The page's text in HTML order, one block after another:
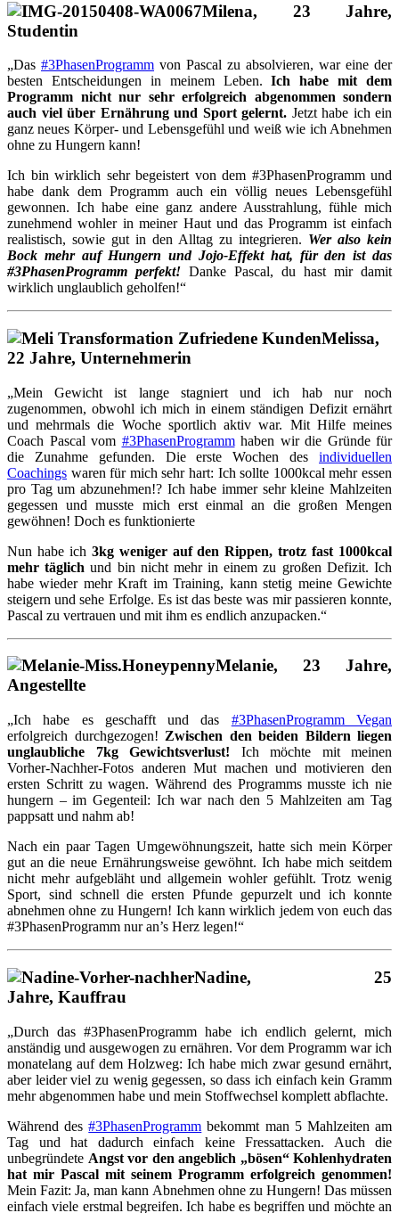
Milena, 23 Jahre,
Studentin
„Das #3PhasenProgramm von Pascal zu absolvieren, war eine der
besten Entscheidungen in meinem Leben.Ich habe mit dem
Programm nicht nur sehr erfolgreich abgenommen sondern
auch viel über Ernährung und Sport gelernt. Jetzt habe ich ein
ganz neues Körper- und Lebensgefühl und weiß wie ich Abnehmen
ohne zu Hungern kann!
Ich bin wirklich sehr begeistert von dem #3PhasenProgramm und
habe dank dem Programm auch ein völlig neues Lebensgefühl
gewonnen. Ich habe eine ganz andere Ausstrahlung, fühle mich
zunehmend wohler in meiner Haut und das Programm ist einfach
realistisch, sowie gut in den Alltag zu integrieren. Wer also kein
Bock mehr auf Hungern und Jojo-Effekt hat, für den ist das
#3PhasenProgramm perfekt! Danke Pascal, du hast mir damit
wirklich unglaublich geholfen!“
Melissa,
22 Jahre, Unternehmerin
„Mein Gewicht ist lange stagniert und ich hab nur noch
zugenommen, obwohl ich mich in einem ständigen Defizit ernährt
und mehrmals die Woche sportlich aktiv war. Mit Hilfe meines
Coach Pascal vom #3PhasenProgrammhaben wir die Gründe für
die Zunahme gefunden. Die erste Wochen des individuellen
Coachings waren für mich sehr hart: Ich sollte 1000kcal mehr essen
pro Tag um abzunehmen!? Ich habe immer sehr kleine Mahlzeiten
gegessen und musste mich erst einmal an die großen Mengen
gewöhnen! Doch es funktionierte
Nun habe ich 3kg weniger auf den Rippen, trotz fast 1000kcal
mehr täglich und bin nicht mehr in einem zu großen Defizit. Ich
habe wieder mehr Kraft im Training, kann stetig meine Gewichte
steigern und sehe Erfolge. Es ist das beste was mir passieren konnte,
Pascal zu vertrauen und mit ihm es endlich anzupacken.“
Melanie, 23 Jahre,
Angestellte
„Ich habe es geschafft und das #3PhasenProgramm Vegan
erfolgreich durchgezogen! Zwischen den beiden Bildern liegen
unglaubliche 7kg Gewichtsverlust! Ich möchte mit meinen
Vorher-Nachher-Fotos anderen Mut machen und motivieren den
ersten Schritt zu wagen. Während des Programms musste ich nie
hungern – im Gegenteil: Ich war nach den 5 Mahlzeiten am Tag
pappsatt und nahm ab!
Nach ein paar Tagen Umgewöhnungszeit, hatte sich mein Körper
gut an die neue Ernährungsweise gewöhnt. Ich habe mich seitdem
nicht mehr aufgebläht und allgemein wohler gefühlt. Trotz wenig
Sport, sind schnell die ersten Pfunde gepurzelt und ich konnte
abnehmen ohne zu Hungern! Ich kann wirklich jedem von euch das
#3PhasenProgramm nur an’s Herz legen!“
Nadine, 25
Jahre, Kauffrau
„Durch das #3PhasenProgramm habe ich endlich gelernt, mich
anständig und ausgewogen zu ernähren. Vor dem Programm war ich
monatelang auf dem Holzweg: Ich habe mich zwar gesund ernährt,
aber leider viel zu wenig gegessen, so dass ich einfach kein Gramm
mehr abgenommen habe und mein Stoffwechsel komplett abflachte.
Während des#3PhasenProgramm bekommt man 5 Mahlzeiten am
Tag und hat dadurch einfach keine Fressattacken. Auch die
unbegründete Angst vor den angeblich „bösen“ Kohlenhydraten
hat mir Pascal mit seinem Programm erfolgreich genommen!
Mein Fazit: Ja, man kann Abnehmen ohne zu Hungern! Das müssen
einfach viele erstmal begreifen. Ich habe es begriffen und möchte an